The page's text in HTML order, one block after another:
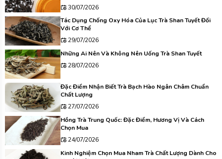
30/07/2026
Tác Dụng Chống Oxy Hóa Của Lục Trà Shan Tuyết Đối
Với Cơ Thể
29/07/2026
Những Ai Nên Và Không Nên Uống Trà Shan Tuyết
28/07/2026
Đặc Điểm Nhận Biết Trà Bạch Hào Ngân Châm Chuẩn
Chất Lượng
27/07/2026
Hồng Trà Trung Quốc: Đặc Điểm, Hương Vị Và Cách
Chọn Mua
24/07/2026
Kinh Nghiệm Chọn Mua Nham Trà Chất Lượng Dành Cho